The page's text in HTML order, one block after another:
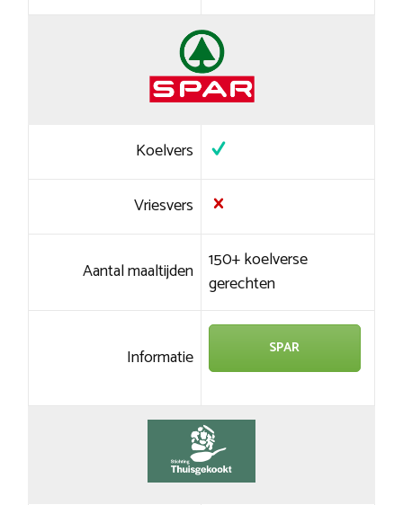
Koelvers
Vriesvers
Aantal maaltijden 150+ koelverse
gerechten
Informatie SPAR